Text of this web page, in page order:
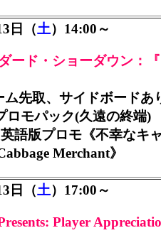
日（土）14:00～
ード・ショーダウン：
ム先取、サイドボードあ
ロモパック(久遠の終端)
英語版プロモ《不幸なキ
Merchant》
日（土）17:00～
Player